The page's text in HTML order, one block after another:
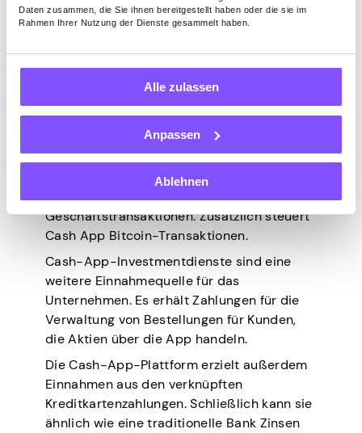
Daten zusammen, die Sie ihnen bereitgestellt haben oder die sie im
Rahmen Ihrer Nutzung der Dienste gesammelt haben.
Alle zulassen
Anpassen
Ablehnen
empfangene Zahlungen.
Wie verdient Cash
App Geld?
Das Unternehmen generiert Einnahmen auf
verschiedene Weise. Dazu gehören
Gebühren für sofortige Transaktionen und
für die oben genannten
Geschäftstransaktionen. Zusätzlich steuert
Cash App Bitcoin-Transaktionen.
Cash-App-Investmentdienste sind eine
weitere Einnahmequelle für das
Unternehmen. Es erhält Zahlungen für die
Verwaltung von Bestellungen für Kunden,
die Aktien über die App handeln.
Die Cash-App-Plattform erzielt außerdem
Einnahmen aus den verknüpften
Kreditkartenzahlungen. Schließlich kann sie
ähnlich wie eine traditionelle Bank Zinsen